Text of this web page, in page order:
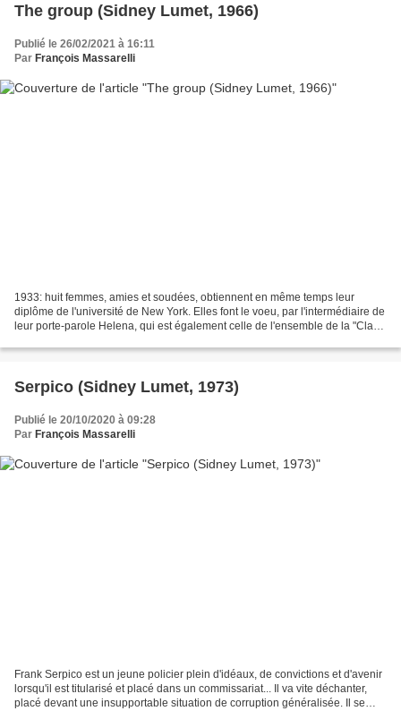
The group (Sidney Lumet, 1966)
Publié le 26/02/2021 à 16:11
Par François Massarelli
1933: huit femmes, amies et soudées, obtiennent en même temps leur
diplôme de l'université de New York. Elles font le voeu, par l'intermédiaire de
leur porte-parole Helena, qui est également celle de l'ensemble de la "Class
Serpico (Sidney Lumet, 1973)
Publié le 20/10/2020 à 09:28
Par François Massarelli
Frank Serpico est un jeune policier plein d'idéaux, de convictions et d'avenir
lorsqu'il est titularisé et placé dans un commissariat... Il va vite déchanter,
placé devant une insupportable situation de corruption généralisée. Il se